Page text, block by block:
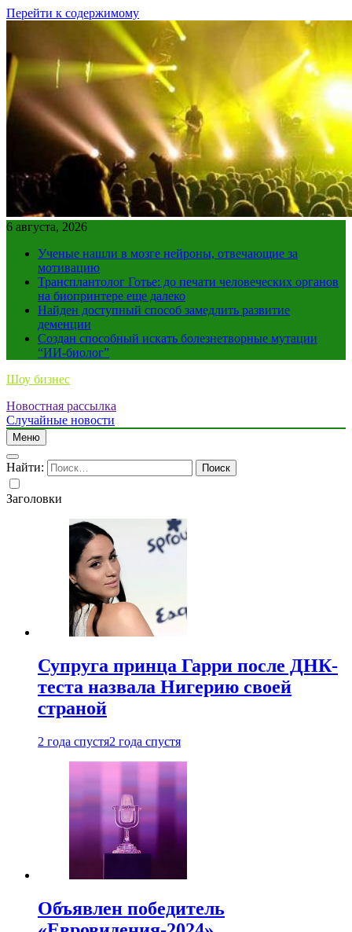
Перейти к содержимому
6 августа, 2026
Ученые нашли в мозге нейроны, отвечающие за
мотивацию
Трансплантолог Готье: до печати человеческих органов
на биопринтере еще далеко
Найден доступный способ замедлить развитие
деменции
Создан способный искать болезнетворные мутации
“ИИ-биолог”
Шоу бизнес
Новостная рассылка
Случайные новости
Меню
Найти:
Заголовки
Супруга принца Гарри после ДНК-
теста назвала Нигерию своей
страной
2 года спустя2 года спустя
Объявлен победитель